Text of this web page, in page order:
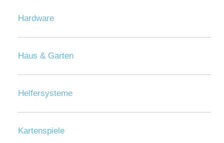
Hardware
Haus & Garten
Helfersysteme
Kartenspiele